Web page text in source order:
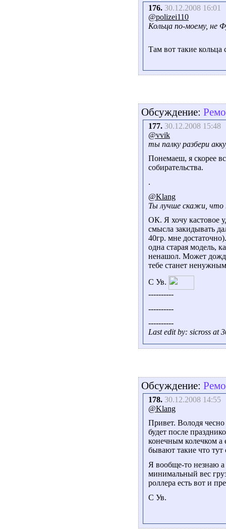
176. 30.12.2008 16:01
@polizei110
Кольца по-моему, не
Там вот такие кольца
Обсуждение:
177. 30.12.2008 15:48
@vvik
ты палку разбери
Понемаеш, я скорее
собирательства.
.
@Klang
Ты лучше скажи,
ОК. Я хочу кастовое
смысла закидывать
40гр. мне
одна старая модель,
ненашол. Может
тебе станет
С Ув.
----------
----------
----------
Last edit by: sicross at
Обсуждение:
178. 30.12.2008 14:55
@Klang
Привет. Володя
будет после
конечным колечком а
бывают такие что
Я вообще-то незнаю
минимальный вес
роллера есть вот и
С Ув.